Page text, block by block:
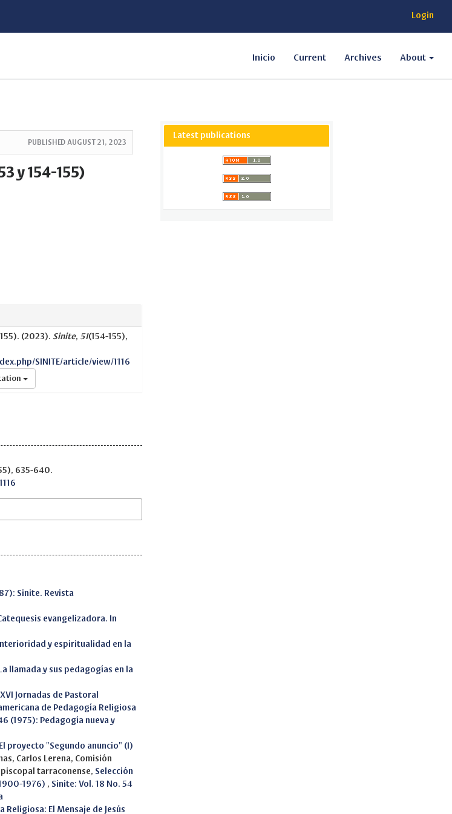
Login
Inicio Current Archives About
PUBLISHED AUGUST 21, 2023
y 154-155)
(2023). Sinite, 51(154-155),
SINITE/article/view/1116
635-640.
Sinite. Revista
evangelizadora. In
y espiritualidad en la
llamada y sus pedagogías en la
Jornadas de Pastoral
de Pedagogía Religiosa
(1975): Pedagogía nueva y
proyecto "Segundo anuncio" (I)
Carlos Lerena, Comisión
tarraconense, Selección
1976) , Sinite: Vol. 18 No. 54
Religiosa: El Mensaje de Jesús
Latest publications